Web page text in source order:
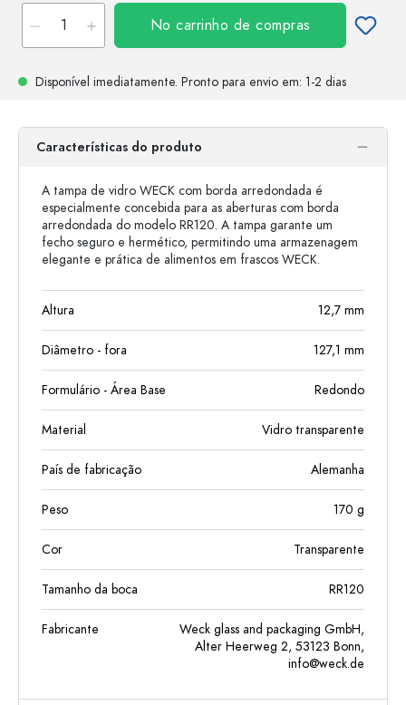
No carrinho de compras
Disponível imediatamente. Pronto para envio em: 1-2 dias
Características do produto
A tampa de vidro WECK com borda arredondada é
especialmente concebida para as aberturas com borda
arredondada do modelo RR120. A tampa garante um
fecho seguro e hermético, permitindo uma armazenagem
elegante e prática de alimentos em frascos WECK.
Altura 12,7 mm
Diâmetro - fora 127,1 mm
Formulário - Área Base Redondo
Material Vidro transparente
País de fabricação Alemanha
Peso 170 g
Cor Transparente
Tamanho da boca RR120
Fabricante
Weck glass and packaging GmbH,
Alter Heerweg 2, 53123 Bonn,
info@weck.de